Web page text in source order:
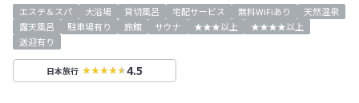
エステ＆スパ 大浴場 貸切風呂 宅配サービス 無料WiFiあり
天然温泉
露天風呂
駐車場有り 旅館 サウナ ★★★以上
★★★★以上
送迎有り
日本旅行 4.5